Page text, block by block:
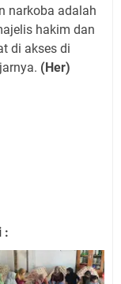
narkoba adalah
hakim dan
di akses di
(Her)
: